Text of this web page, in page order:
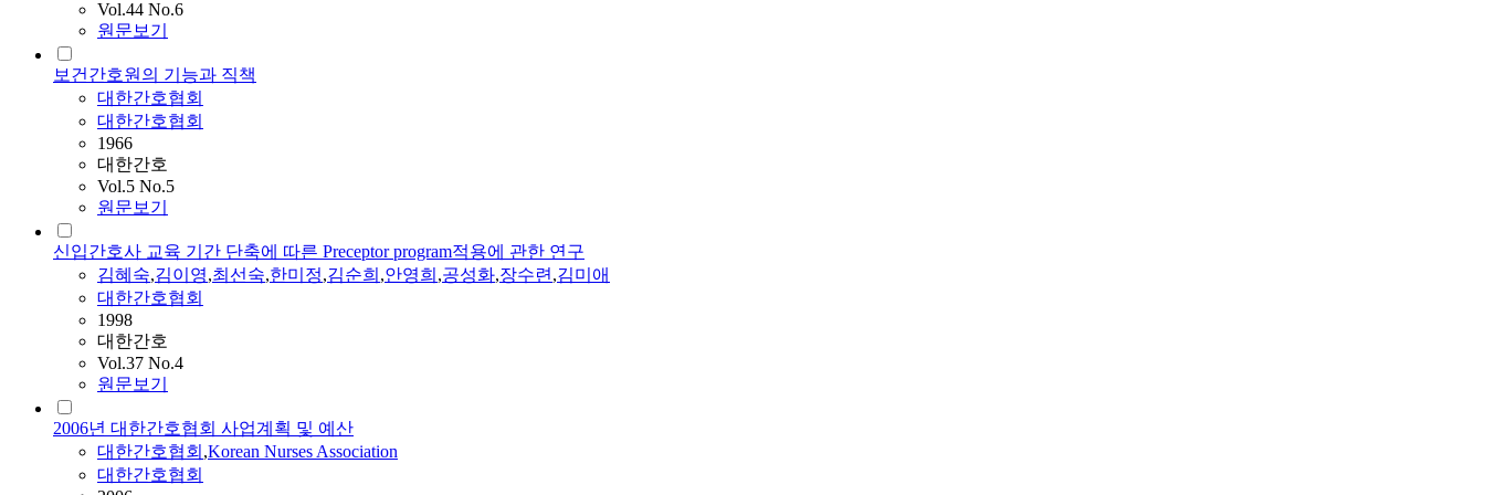
Vol.44 No.6
원문보기
보건간호원의 기능과 직책
대한간호협회
대한간호협회
1966
대한간호
Vol.5 No.5
원문보기
신입간호사 교육 기간 단축에 따른 Preceptor program적용에 관한 연구
김혜숙,김이영,최선숙,한미정,김순희 ,안영희 ,공성화,장수련,김미애
대한간호협회
1998
대한간호
Vol.37 No.4
원문보기
2006년 대한간호협회 사업계획 및 예산
대한간호협회 ,Korean Nurses Association
대한간호협회